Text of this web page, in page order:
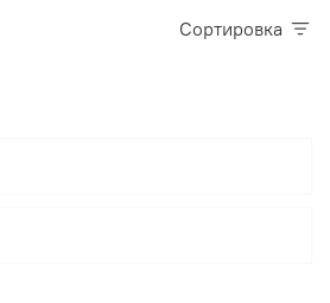
Сортировка